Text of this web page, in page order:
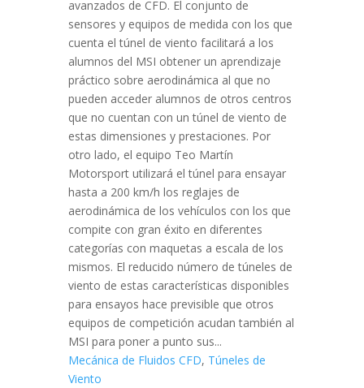
avanzados de CFD. El conjunto de
sensores y equipos de medida con los que
cuenta el túnel de viento facilitará a los
alumnos del MSI obtener un aprendizaje
práctico sobre aerodinámica al que no
pueden acceder alumnos de otros centros
que no cuentan con un túnel de viento de
estas dimensiones y prestaciones. Por
otro lado, el equipo Teo Martín
Motorsport utilizará el túnel para ensayar
hasta a 200 km/h los reglajes de
aerodinámica de los vehículos con los que
compite con gran éxito en diferentes
categorías con maquetas a escala de los
mismos. El reducido número de túneles de
viento de estas características disponibles
para ensayos hace previsible que otros
equipos de competición acudan también al
MSI para poner a punto sus...
Mecánica de Fluidos CFD, Túneles de
Viento